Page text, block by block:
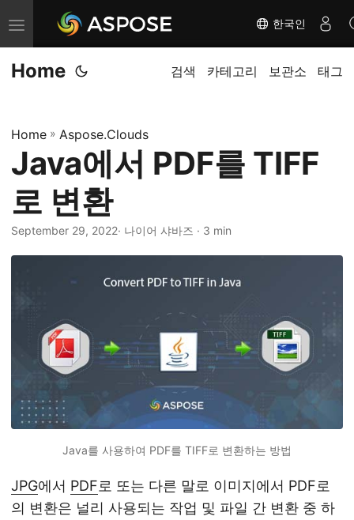
내
비
게
전
한국인
Home 검색 카테고리 보관소 태그
Home » Aspose.Clouds
Java에서 PDF를 TIFF
로 변환
September 29, 2022· 나이어 샤바즈 · 3 min
Java를 사용하여 PDF를 TIFF로 변환하는 방법
JPG에서 PDF로 또는 다른 말로 이미지에서 PDF로
의 변환은 널리 사용되는 작업 및 파일 간 변환 중 하